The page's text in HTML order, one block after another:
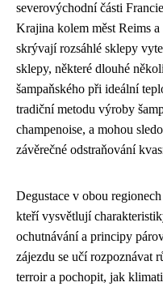
severovýchodní části
Krajina kolem měst Reims
skrývají rozsáhlé sklepy
sklepy, některé dlouhé
šampaňského při ideální
tradiční metodu výroby
champenoise, a mohou
závěrečné odstraňování
Degustace v obou
kteří vysvětlují
ochutnávání a principy
zájezdu se učí rozpoznávat
terroir a pochopit, jak